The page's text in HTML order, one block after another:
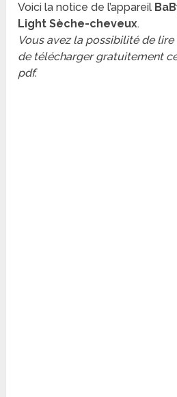
Voici la notice de l’appareil
Light Sèche-cheveux.
Vous avez la possibilité de
de télécharger gratuitement
pdf.